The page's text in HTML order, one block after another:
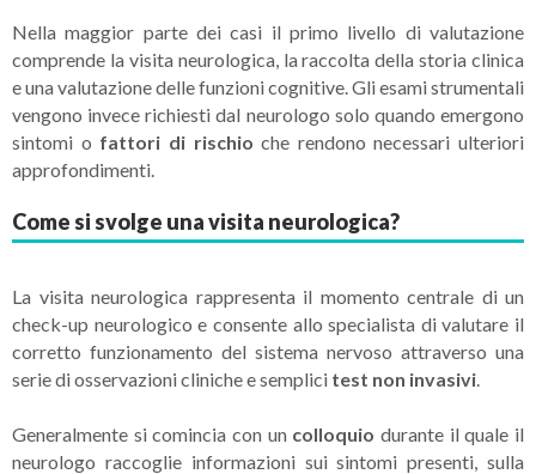
Nella maggior parte dei casi il primo livello di valutazione
comprende la visita neurologica, la raccolta della storia clinica
e una valutazione delle funzioni cognitive. Gli esami strumentali
vengono invece richiesti dal neurologo solo quando emergono
sintomi o fattori di rischio che rendono necessari ulteriori
approfondimenti.
Come si svolge una visita neurologica?
La visita neurologica rappresenta il momento centrale di un
check-up neurologico e consente allo specialista di valutare il
corretto funzionamento del sistema nervoso attraverso una
serie di osservazioni cliniche e semplici test non invasivi
Generalmente si comincia con un colloquio durante il quale il
neurologo raccoglie informazioni sui sintomi presenti, sulla